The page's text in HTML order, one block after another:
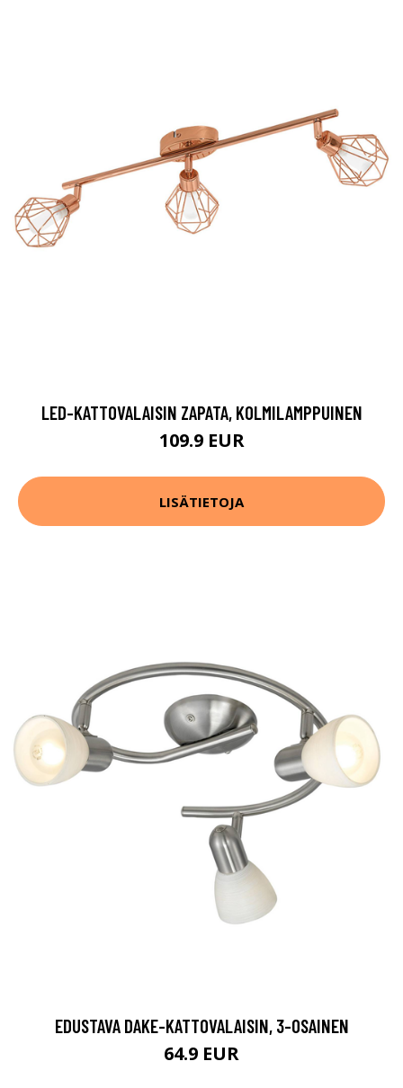
LED-KATTOVALAISIN ZAPATA, KOLMILAMPPUINEN
109.9 EUR
LISÄTIETOJA
EDUSTAVA DAKE-KATTOVALAISIN, 3-OSAINEN
64.9 EUR